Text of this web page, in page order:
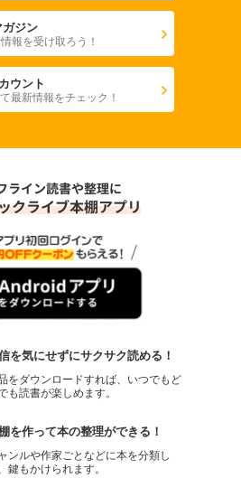
ガジン
報を受け取ろう！
ウント
最新情報をチェック！
を気にせずにサクサク読める！
をダウンロードすれば、いつでもど
も読書が楽しめます。
を作って本の整理ができる！
ンルや作家ごとなどに本を分類し
鍵もかけられます。